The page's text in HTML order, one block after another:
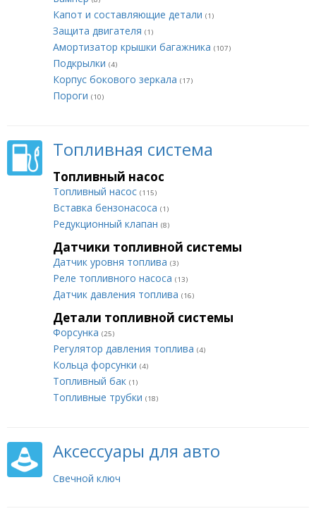
Капот и составляющие детали (1)
Защита двигателя (1)
Амортизатор крышки багажника (107)
Подкрылки (4)
Корпус бокового зеркала (17)
Пороги (10)
Топливная система
Топливный насос
Топливный насос (115)
Вставка бензонасоса (1)
Редукционный клапан (8)
Датчики топливной системы
Датчик уровня топлива (3)
Реле топливного насоса (13)
Датчик давления топлива (16)
Детали топливной системы
Форсунка (25)
Регулятор давления топлива (4)
Кольца форсунки (4)
Топливный бак (1)
Топливные трубки (18)
Аксессуары для авто
Свечной ключ